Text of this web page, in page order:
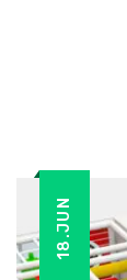
18.JUN